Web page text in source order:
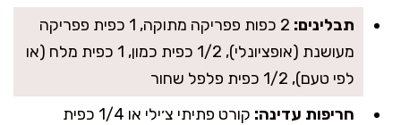
תבלינים:
2 כפות פפריקה מתוקה, 1 כפית פפריקה
מעושנת (אופציונלי), 1/2 כפית כמון, 1 כפית מלח (או
לפי טעם), 1/2 כפית פלפל שחור
חריפות עדינה:
קורט פתיתי צ׳ילי או 1/4 כפית